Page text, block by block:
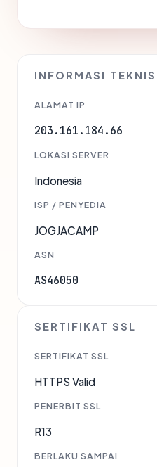
INFORMASI TEKNIS
ALAMAT IP
203.161.184.66
LOKASI SERVER
Indonesia
ISP / PENYEDIA
JOGJACAMP
ASN
AS46050
SERTIFIKAT SSL
SERTIFIKAT SSL
HTTPS Valid
PENERBIT SSL
R13
BERLAKU SAMPAI